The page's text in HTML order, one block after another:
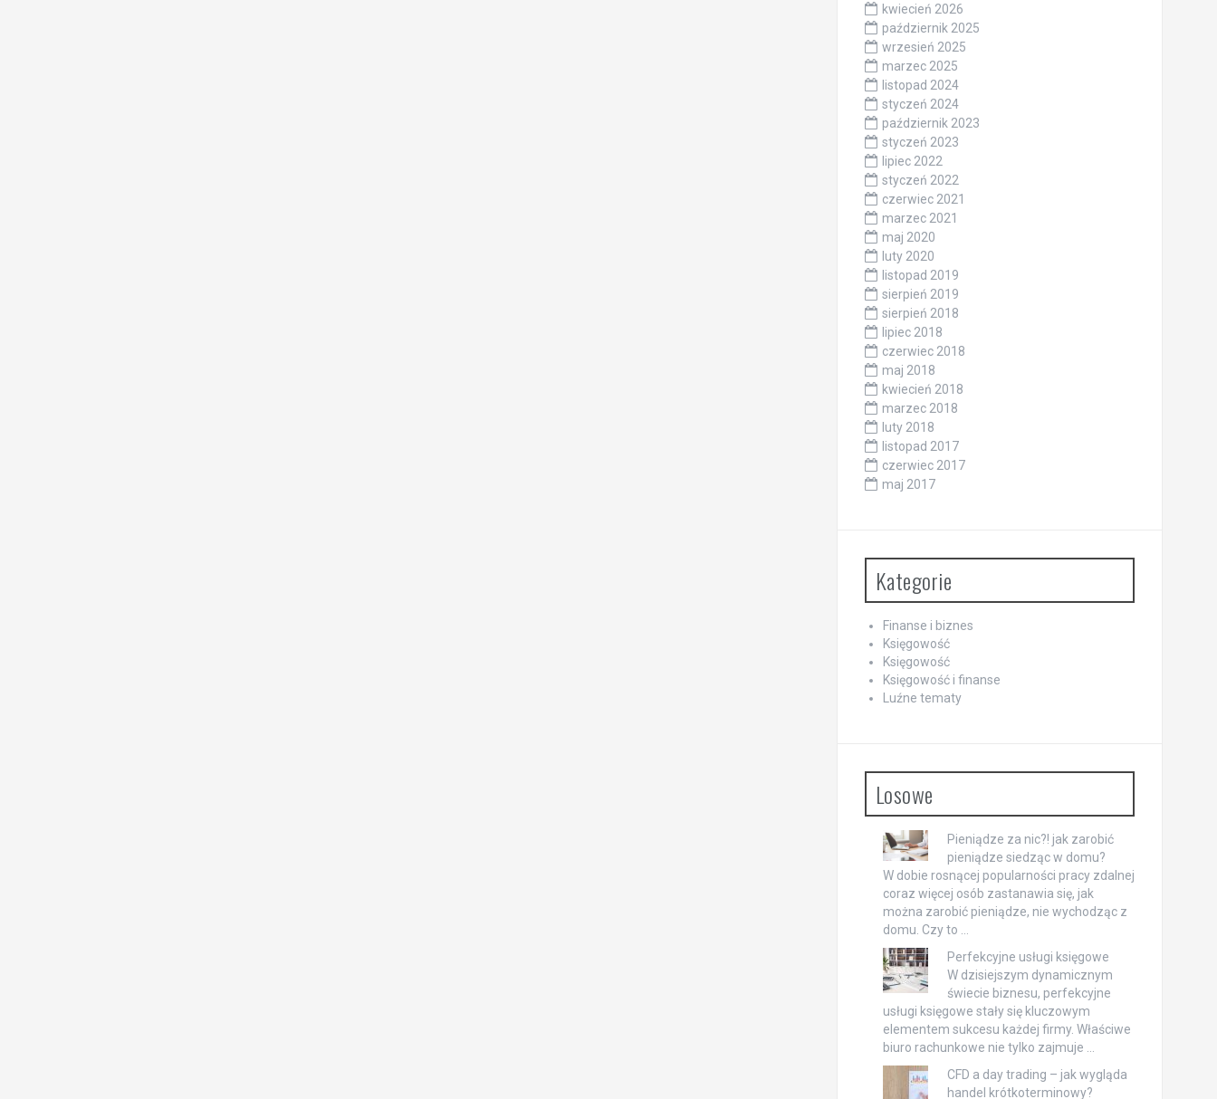
kwiecień 2026
październik 2025
wrzesień 2025
marzec 2025
listopad 2024
styczeń 2024
październik 2023
styczeń 2023
lipiec 2022
styczeń 2022
czerwiec 2021
marzec 2021
maj 2020
luty 2020
listopad 2019
sierpień 2019
sierpień 2018
lipiec 2018
czerwiec 2018
maj 2018
kwiecień 2018
marzec 2018
luty 2018
listopad 2017
czerwiec 2017
maj 2017
Kategorie
Finanse i biznes
Księgowość
Księgowość
Księgowość i finanse
Luźne tematy
Losowe
Pieniądze za nic?! jak zarobić
pieniądze siedząc w domu?
W dobie rosnącej popularności pracy zdalnej
coraz więcej osób zastanawia się, jak
można zarobić pieniądze, nie wychodząc z
domu. Czy to …
Perfekcyjne usługi księgowe
W dzisiejszym dynamicznym
świecie biznesu, perfekcyjne
usługi księgowe stały się kluczowym
elementem sukcesu każdej firmy. Właściwe
biuro rachunkowe nie tylko zajmuje …
CFD a day trading – jak wygląda
handel krótkoterminowy?